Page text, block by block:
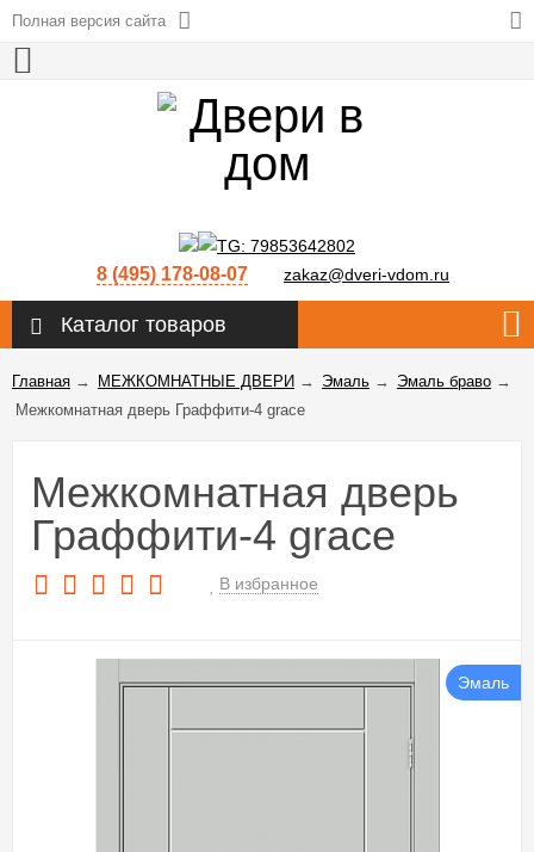
Полная версия сайта
8 (495) 178-08-07 zakaz@dveri-vdom.ru
Каталог товаров
Главная → МЕЖКОМНАТНЫЕ ДВЕРИ → Эмаль → Эмаль браво →
Межкомнатная дверь Граффити-4 grace
Межкомнатная дверь
Граффити-4 grace
В избранное
Эмаль